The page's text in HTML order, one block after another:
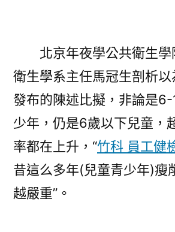
北京年夜學公共衛生學
衛生學系主任馬冠生剖析
發布的陳述比擬，非論是
少年，仍是6歲以下兒童，
率都在上升，“竹科 員工健
昔這么多年(兒童青少年)瘦
越嚴重”。